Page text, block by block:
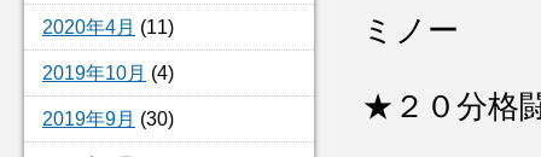
2020年4月 (11)
2019年10月 (4)
2019年9月 (30)
ミノー
★２０分格